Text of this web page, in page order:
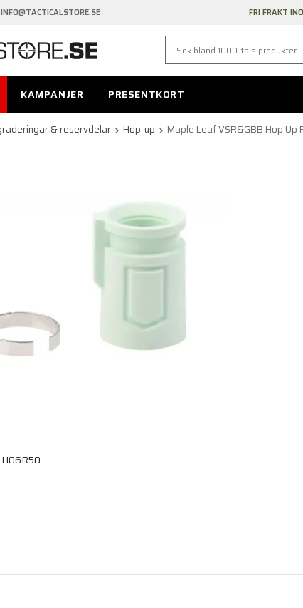
FRI FRAKT
KAMPANJER PRESENTKORT
& reservdelar Hop-up Maple Leaf VSR&GBB Hop Up